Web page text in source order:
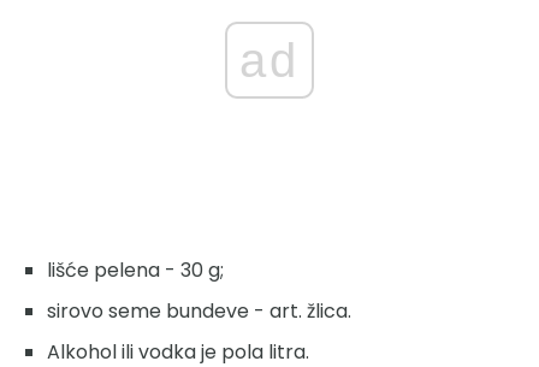
ad
lišće pelena - 30 g;
sirovo seme bundeve - art. žlica.
Alkohol ili vodka je pola litra.